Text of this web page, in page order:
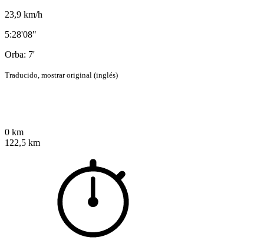
23,9 km/h
5:28'08"
Orba: 7'
Traducido, mostrar original (inglés)
0 km
122,5 km